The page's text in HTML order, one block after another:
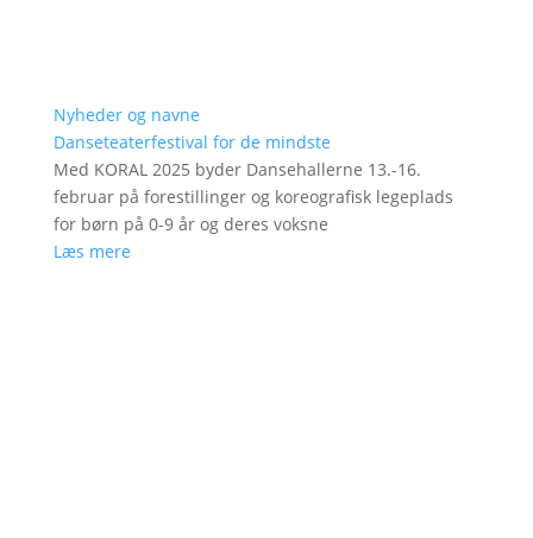
Nyheder og navne
Danseteaterfestival for de mindste
Med KORAL 2025 byder Dansehallerne 13.-16.
februar på forestillinger og koreografisk legeplads
for børn på 0-9 år og deres voksne
Læs mere